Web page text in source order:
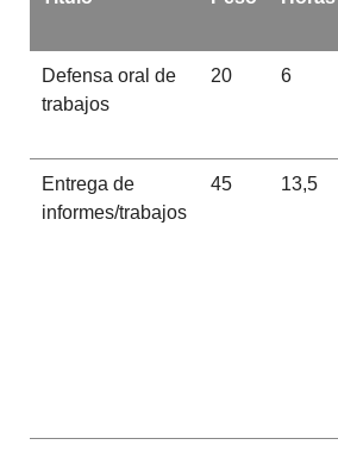
Defensa oral de
trabajos
20 6
Entrega de
informes/trabajos
45 13,5